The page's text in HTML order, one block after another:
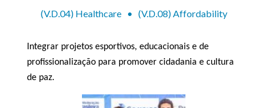
(V.D.04) Healthcare• (V.D.08) Affordability
Integrar projetos esportivos, educacionais e de
profissionalização para promover cidadania e cultura
de paz.